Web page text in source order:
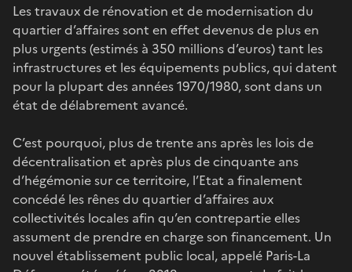
Les travaux de rénovation et de modernisation du
quartier d’affaires sont en effet devenus de plus en
plus urgents (estimés à 350 millions d’euros) tant les
infrastructures et les équipements publics, qui datent
pour la plupart des années 1970/1980, sont dans un
état de délabrement avancé.
C’est pourquoi, plus de trente ans après les lois de
décentralisation et après plus de cinquante ans
d’hégémonie sur ce territoire, l’Etat a finalement
concédé les rênes du quartier d’affaires aux
collectivités locales afin qu’en contrepartie elles
assument de prendre en charge son financement. Un
nouvel établissement public local, appelé Paris-La